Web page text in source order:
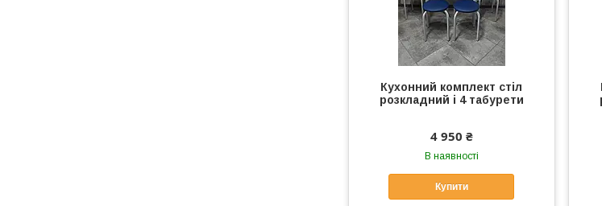
Кухонний комплект стіл
розкладний і 4 табурети
4 950 ₴
В наявності
Купити